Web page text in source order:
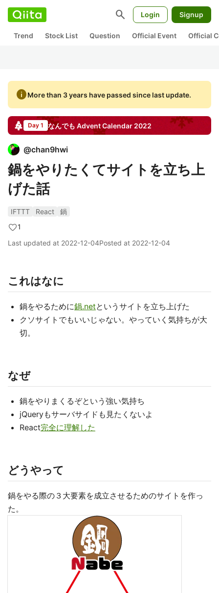
search Login Signup
Trend Stock List Question Official Event Official
infoMore than 3 years have passed since last update.
Day 1 なんでも Advent Calendar 2022
@chan9hwi
鍋をやりたくてサイトを立ち上
げた話
IFTTT React
鍋
1
Last updated at 2022-12-04Posted at 2022-12-04
これはなに
鍋をやるために鍋.netというサイトを立ち上げた
クソサイトでもいいじゃない。やっていく気持ちが大
切。
なぜ
鍋をやりまくるぞという強い気持ち
jQueryもサーバサイドも見たくないよ
React完全に理解した
どうやって
鍋をやる際の３大要素を成立させるためのサイトを作っ
た。